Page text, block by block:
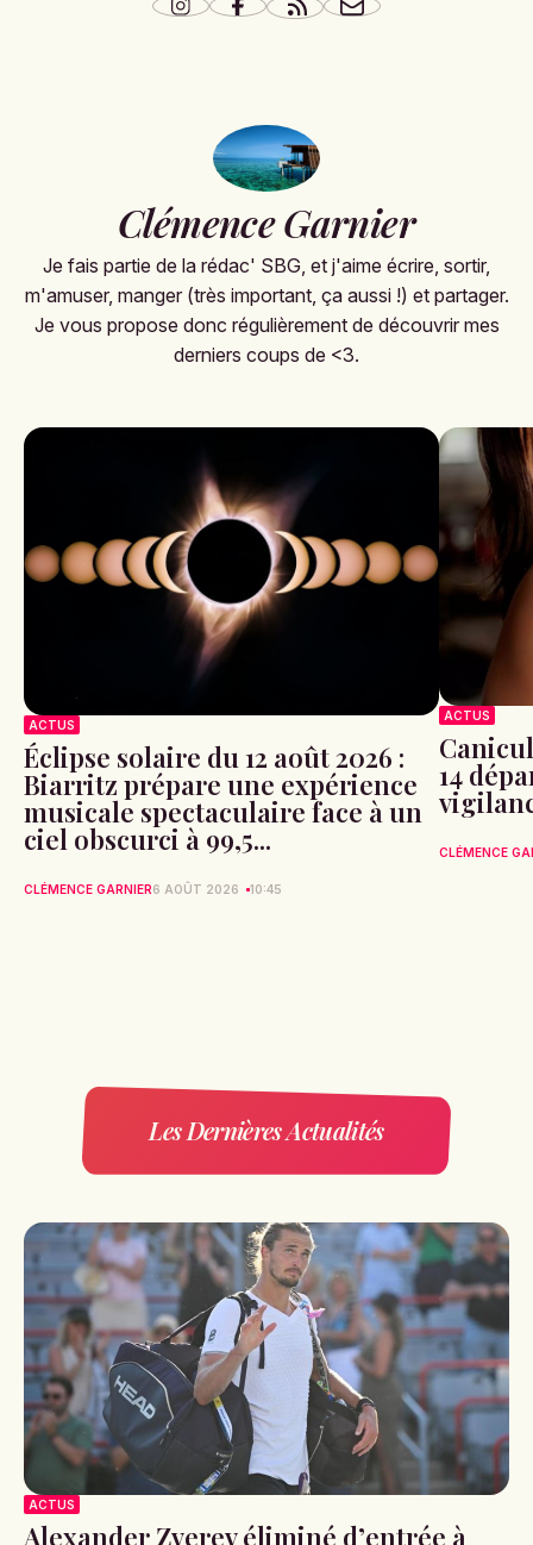
Clémence Garnier
Je fais partie de la rédac' SBG, et j'aime écrire, sortir,
m'amuser, manger (très important, ça aussi !) et partager.
Je vous propose donc régulièrement de découvrir mes
derniers coups de <3.
ACTUS
Éclipse solaire du 12 août 2026 :
Biarritz prépare une expérience
musicale spectaculaire face à un
ciel obscurci à 99,5...
CLÉMENCE GARNIER6 AOÛT 2026 10:45
ACTUS
14
CLÉMENCE
Les Dernières Actualités
ACTUS
Alexander Zverev éliminé d’entrée à